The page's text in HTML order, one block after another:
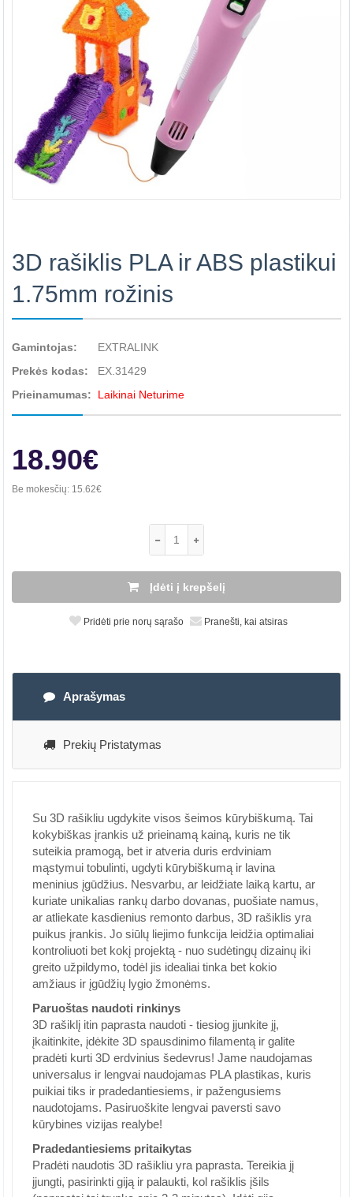
3D rašiklis PLA ir ABS plastikui
1.75mm rožinis
Gamintojas:
EXTRALINK
Prekės kodas:
EX.31429
Prieinamumas:
Laikinai Neturime
18.90€
Be mokesčių: 15.62€
Įdėti į krepšelį
Pridėti prie norų sąrašo Pranešti, kai atsiras
Aprašymas
Prekių Pristatymas
Su 3D rašikliu ugdykite visos šeimos kūrybiškumą. Tai
kokybiškas įrankis už prieinamą kainą, kuris ne tik
suteikia pramogą, bet ir atveria duris erdviniam
mąstymui tobulinti, ugdyti kūrybiškumą ir lavina
meninius įgūdžius. Nesvarbu, ar leidžiate laiką kartu, ar
kuriate unikalias rankų darbo dovanas, puošiate namus,
ar atliekate kasdienius remonto darbus, 3D rašiklis yra
puikus įrankis. Jo siūlų liejimo funkcija leidžia optimaliai
kontroliuoti bet kokį projektą - nuo sudėtingų dizainų iki
greito užpildymo, todėl jis idealiai tinka bet kokio
amžiaus ir įgūdžių lygio žmonėms.
Paruoštas naudoti rinkinys
3D rašiklį itin paprasta naudoti - tiesiog įjunkite jį,
įkaitinkite, įdėkite 3D spausdinimo filamentą ir galite
pradėti kurti 3D erdvinius šedevrus! Jame naudojamas
universalus ir lengvai naudojamas PLA plastikas, kuris
puikiai tiks ir pradedantiesiems, ir pažengusiems
naudotojams. Pasiruoškite lengvai paversti savo
kūrybines vizijas realybe!
Pradedantiesiems pritaikytas
Pradėti naudotis 3D rašikliu yra paprasta. Tereikia jį
įjungti, pasirinkti giją ir palaukti, kol rašiklis įšils